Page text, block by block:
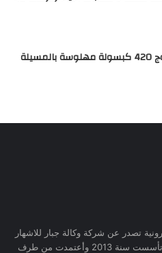
تصدر عن شركة وكالة جبار للاشهار
الدعاية التجارية و الخدمات جادت, تأسست سنة 2013 وأعتمدت من طرف